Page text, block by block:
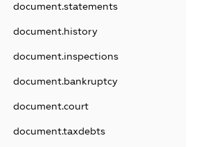
document.statements
document.history
document.inspections
document.bankruptcy
document.court
document.taxdebts